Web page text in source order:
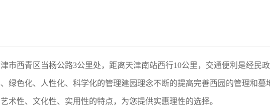
市西青区当杨公路3公里处，距离天津南站西行10公里，交通便利是经民
绿色化、人性化、科学化的管理建园理念不断的提高完善西园的管理和墓
术性、文化性、实用性的特点，为您提供实惠理性的选择。